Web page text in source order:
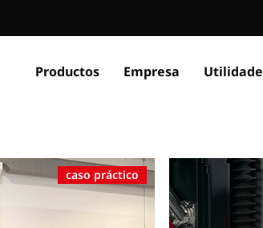
Productos Empresa
caso práctico